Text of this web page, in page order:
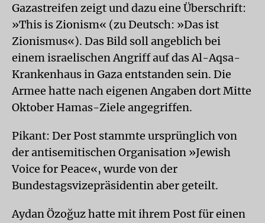
Gazastreifen zeigt und dazu eine Überschrift:
»This is Zionism« (zu Deutsch: »Das ist
Zionismus«). Das Bild soll angeblich bei
einem israelischen Angriff auf das Al-Aqsa-
Krankenhaus in Gaza entstanden sein. Die
Armee hatte nach eigenen Angaben dort Mitte
Oktober Hamas-Ziele angegriffen.
Pikant: Der Post stammte ursprünglich von
der antisemitischen Organisation »Jewish
Voice for Peace«, wurde von der
Bundestagsvizepräsidentin aber geteilt.
Aydan Özoğuz hatte mit ihrem Post für einen